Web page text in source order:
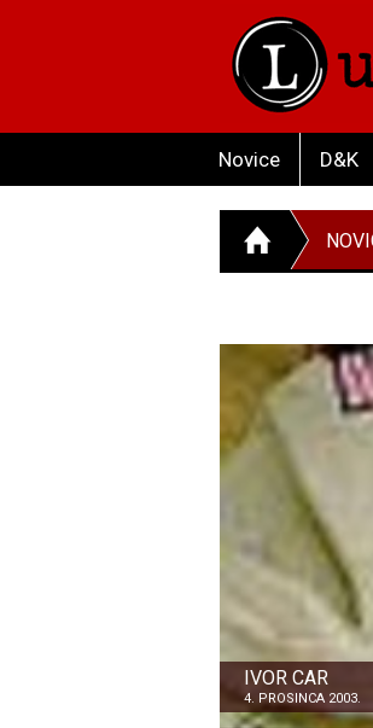
Novice D&K
IVOR CAR
4. PROSINCA 2003.